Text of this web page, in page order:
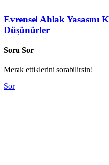
Evrensel Ahlak Yasasını
Düşünürler
Soru Sor
Merak ettiklerini sorabilirsin!
Sor